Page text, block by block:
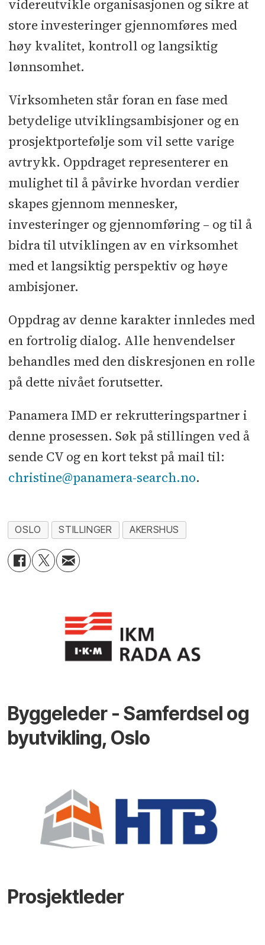
videreutvikle organisasjonen og sikre at
store investeringer gjennomføres med
høy kvalitet, kontroll og langsiktig
lønnsomhet.
Virksomheten står foran en fase med
betydelige utviklingsambisjoner og en
prosjektportefølje som vil sette varige
avtrykk. Oppdraget representerer en
mulighet til å påvirke hvordan verdier
skapes gjennom mennesker,
investeringer og gjennomføring – og til å
bidra til utviklingen av en virksomhet
med et langsiktig perspektiv og høye
ambisjoner.
Oppdrag av denne karakter innledes med
en fortrolig dialog. Alle henvendelser
behandles med den diskresjonen en rolle
på dette nivået forutsetter.
Panamera IMD er rekrutteringspartner i
denne prosessen. Søk på stillingen ved å
sende CV og en kort tekst på mail til:
christine@panamera-search.no.
OSLO STILLINGER AKERSHUS
Byggeleder - Samferdsel og
byutvikling, Oslo
Prosjektleder